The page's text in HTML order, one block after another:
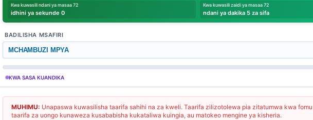
Kwa kuwasili ndani ya masaa 72
idhini ya sekunde 0
Kwa kuwasili zaidi ya masaa 72
ndani ya dakika 5 za sifa
BADILISHA MSAFIRI
MCHAMBUZI MPYA
KWA SASA KUANDIKA
MUHIMU: Unapaswa kuwasilisha taarifa sahihi na za kweli. Taarifa zilizotolewa pia zitatumwa kwa
taarifa za uongo kunaweza kusababisha kukataliwa kuingia, au matokeo mengine ya kisheria.